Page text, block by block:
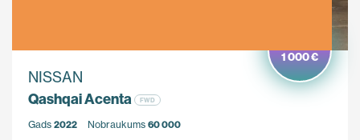
NISSAN
Qashqai Acenta
FWD
Gads 2022 Nobraukums 60 000
1 000 €